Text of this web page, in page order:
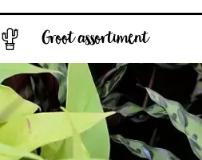
Groot assortiment